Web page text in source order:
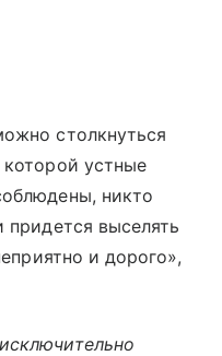
столкнуться
устные
никто
придется выселять
и дорого»,